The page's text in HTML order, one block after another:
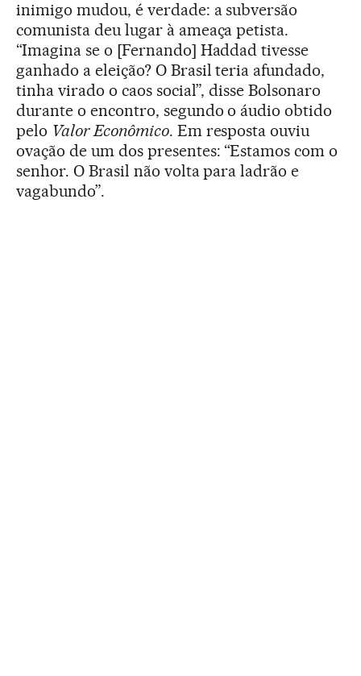
inimigo mudou, é verdade: a subversão
comunista deu lugar à ameaça petista.
“Imagina se o [Fernando] Haddad tivesse
ganhado a eleição? O Brasil teria afundado,
tinha virado o caos social”, disse Bolsonaro
durante o encontro, segundo o áudio obtido
pelo Valor Econômico. Em resposta ouviu
ovação de um dos presentes: “Estamos com o
senhor. O Brasil não volta para ladrão e
vagabundo”.